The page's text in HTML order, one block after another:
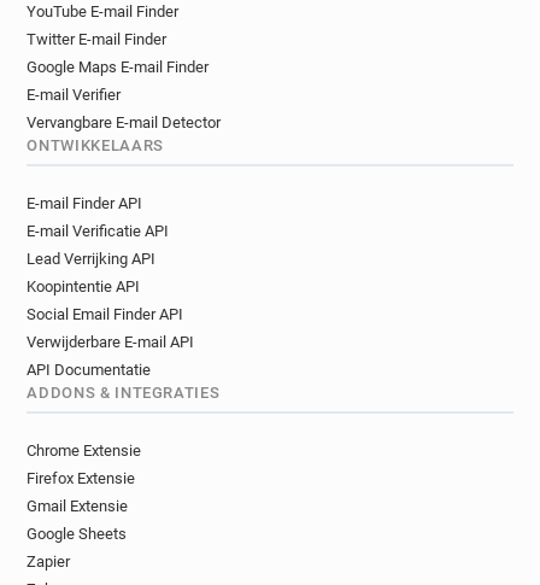
YouTube E-mail Finder
Twitter E-mail Finder
Google Maps E-mail Finder
E-mail Verifier
Vervangbare E-mail Detector
ONTWIKKELAARS
E-mail Finder API
E-mail Verificatie API
Lead Verrijking API
Koopintentie API
Social Email Finder API
Verwijderbare E-mail API
API Documentatie
ADDONS & INTEGRATIES
Chrome Extensie
Firefox Extensie
Gmail Extensie
Google Sheets
Zapier